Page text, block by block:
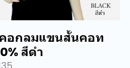
อกลมแขนสั้นคอท
สีดำ